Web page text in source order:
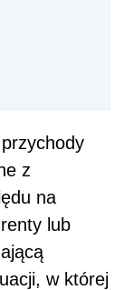
z
na
lub
w której